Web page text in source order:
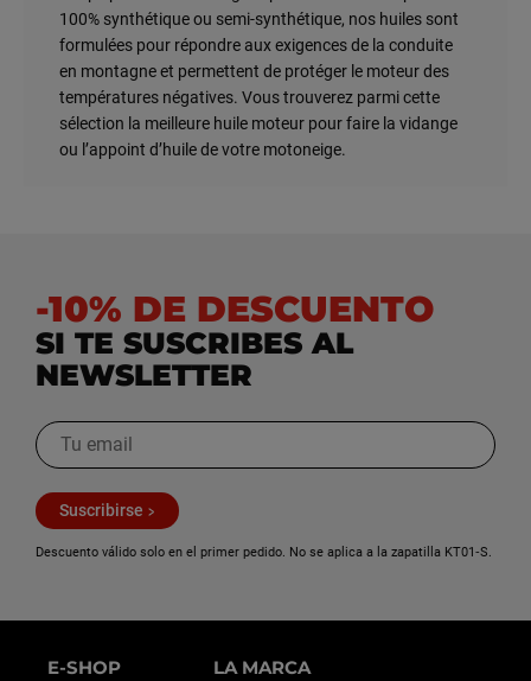
100% synthétique ou semi-synthétique, nos huiles sont
formulées pour répondre aux exigences de la conduite
en montagne et permettent de protéger le moteur des
températures négatives. Vous trouverez parmi cette
sélection la meilleure huile moteur pour faire la vidange
ou l’appoint d’huile de votre motoneige.
-10% DE DESCUENTO
SI TE SUSCRIBES AL
NEWSLETTER
Suscribirse
Descuento válido solo en el primer pedido. No se aplica a la zapatilla KT01‑S.
E-SHOP LA MARCA